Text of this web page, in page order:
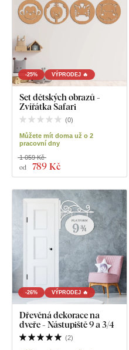
-25% VÝPRODEJ 🔥
Set dětských obrazů -
Zvířátka Safari
(0)
Můžete mít doma už o 2
pracovní dny
od 789 Kč
1 059 Kč
-26% VÝPRODEJ 🔥
Dřevěná dekorace na
dveře - Nástupiště 9 a 3/4
(2)